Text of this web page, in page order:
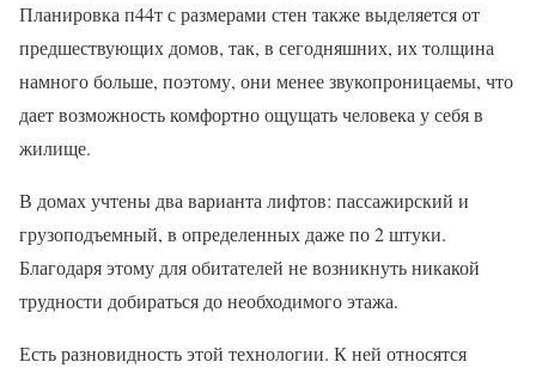
Планировка п44т с размерами стен также выделяется от
предшествующих домов, так, в сегодняшних, их толщина
намного больше, поэтому, они менее звукопроницаемы, что
дает возможность комфортно ощущать человека у себя в
жилище.
В домах учтены два варианта лифтов: пассажирский и
грузоподъемный, в определенных даже по 2 штуки.
Благодаря этому для обитателей не возникнуть никакой
трудности добираться до необходимого этажа.
Есть разновидность этой технологии. К ней относятся